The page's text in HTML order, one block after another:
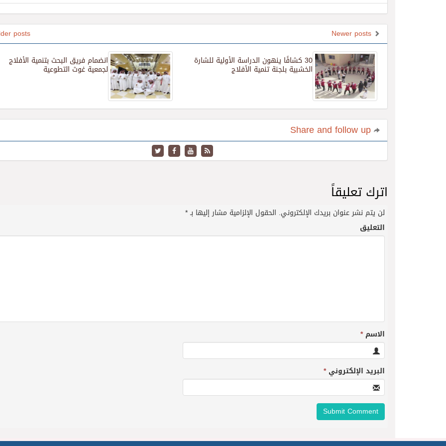
posts
انضمام فريق البحث بتنمية الأفلاج
لجمعية غوث التطوعية
30 كشافًا ينهون الدراسة الأولية للشارة
الخشبية بلجنة تنمية الأفلاج
اترك تعليقاً
لن يتم نشر عنوان بريدك الإلكتروني. الحقول الإلزامية مشار إليها بـ*
التعليق
الاسم*
البريد الإلكتروني*